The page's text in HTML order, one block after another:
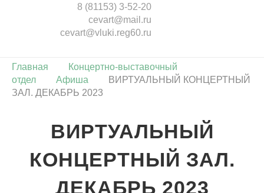
8 (81153) 3-52-20
cevart@mail.ru
cevart@vluki.reg60.ru
Главная
Концертно-выставочный
отдел
Афиша
ВИРТУАЛЬНЫЙ КОНЦЕРТНЫЙ
ЗАЛ. ДЕКАБРЬ 2023
ВИРТУАЛЬНЫЙ
КОНЦЕРТНЫЙ ЗАЛ.
ДЕКАБРЬ 2023